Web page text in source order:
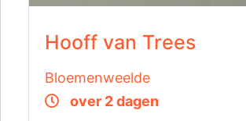
Hooff van Trees
Bloemenweelde
over 2 dagen